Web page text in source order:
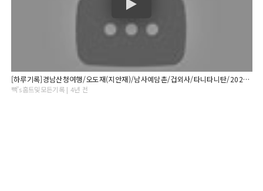
[하루기록]경남산청여행/오도재(지안재)/남사예담촌/겁외사/타니타니탄/2021.12.23.
빽’s홈트및모든기록 | 4년 전